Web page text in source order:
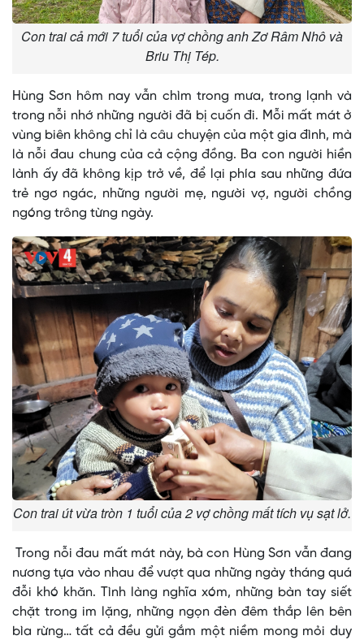
Con trai cả mới 7 tuổi của vợ chồng anh Zơ Râm Nhô và
Briu Thị Tép.
Hùng Sơn hôm nay vẫn chìm trong mưa, trong lạnh và
trong nỗi nhớ những người đã bị cuốn đi. Mỗi mất mát ở
vùng biên không chỉ là câu chuyện của một gia đình, mà
là nỗi đau chung của cả cộng đồng. Ba con người hiền
lành ấy đã không kịp trở về, để lại phía sau những đứa
trẻ ngơ ngác, những người mẹ, người vợ, người chồng
ngóng trông từng ngày.
Con trai út vừa tròn 1 tuổi của 2 vợ chồng mất tích vụ sạt lở.
Trong nỗi đau mất mát này, bà con Hùng Sơn vẫn đang
nương tựa vào nhau để vượt qua những ngày tháng quá
đỗi khó khăn. Tình làng nghĩa xóm, những bàn tay siết
chặt trong im lặng, những ngọn đèn đêm thắp lên bên
bìa rừng… tất cả đều gửi gắm một niềm mong mỏi duy